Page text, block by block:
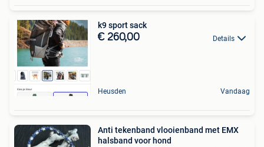
k9 sport sack
€ 260,00 Details
Heusden Vandaag
Anti tekenband vlooienband met EMX
halsband voor hond